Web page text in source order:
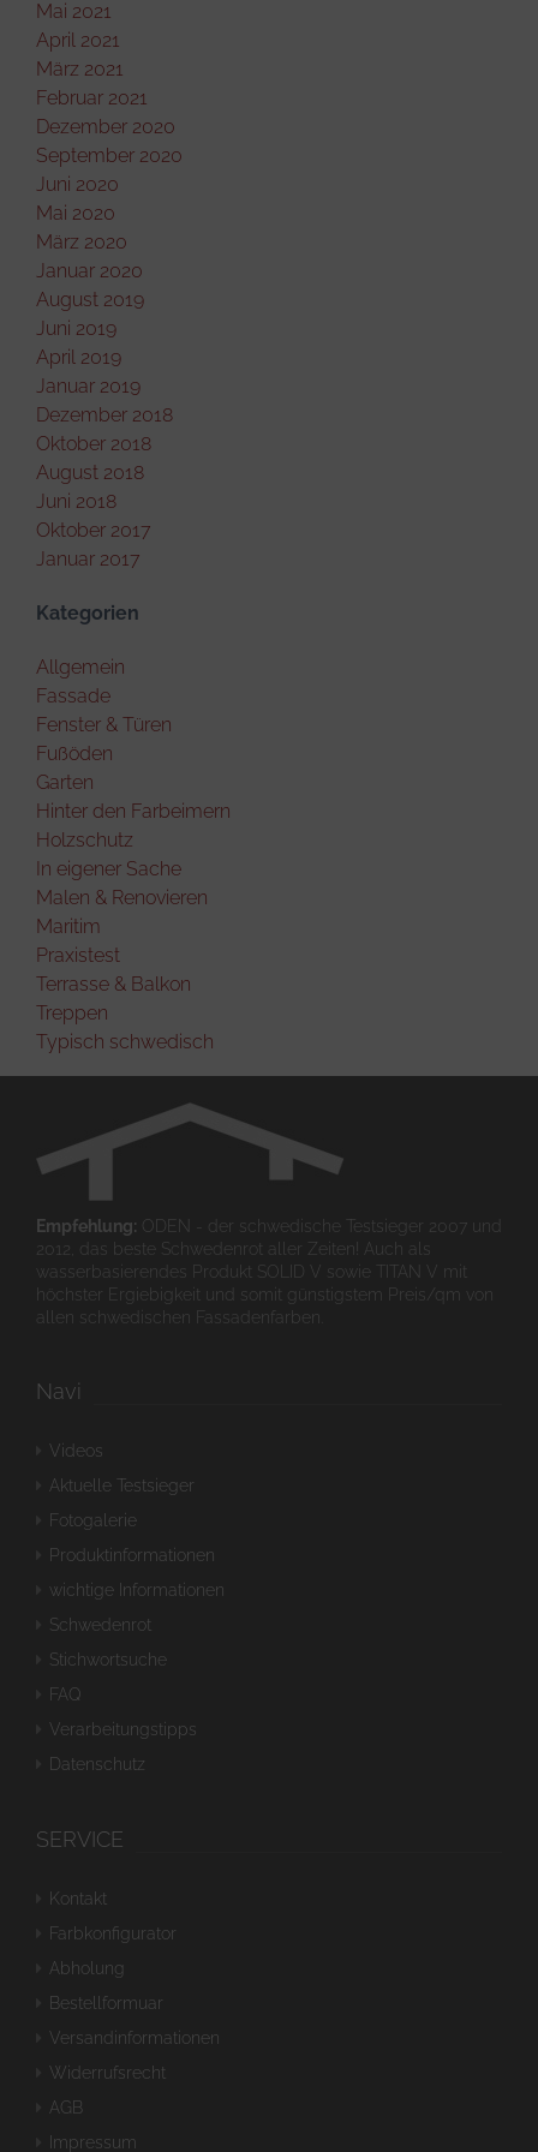
Mai 2021
April 2021
März 2021
Februar 2021
Dezember 2020
September 2020
Juni 2020
Mai 2020
März 2020
Januar 2020
August 2019
Juni 2019
April 2019
Januar 2019
Dezember 2018
Oktober 2018
August 2018
Juni 2018
Oktober 2017
Januar 2017
Kategorien
Allgemein
Fassade
Fenster & Türen
Fußöden
Garten
Hinter den Farbeimern
Holzschutz
In eigener Sache
Malen & Renovieren
Maritim
Praxistest
Terrasse & Balkon
Treppen
Typisch schwedisch
Empfehlung: ODEN - der schwedische Testsieger 2007 und
2012, das beste Schwedenrot aller Zeiten! Auch als
wasserbasierendes Produkt SOLID V sowie TITAN V mit
höchster Ergiebigkeit und somit günstigstem Preis/qm von
allen schwedischen Fassadenfarben.
Navi
Videos
Aktuelle Testsieger
Fotogalerie
Produktinformationen
wichtige Informationen
Schwedenrot
Stichwortsuche
FAQ
Verarbeitungstipps
Datenschutz
SERVICE
Kontakt
Farbkonfigurator
Abholung
Bestellformuar
Versandinformationen
Widerrufsrecht
AGB
Impressum